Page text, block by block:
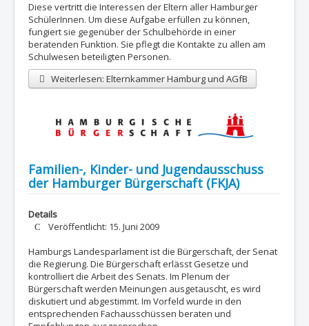
Diese vertritt die Interessen der Eltern aller Hamburger
SchülerInnen. Um diese Aufgabe erfüllen zu können,
fungiert sie gegenüber der Schulbehörde in einer
beratenden Funktion. Sie pflegt die Kontakte zu allen am
Schulwesen beteiligten Personen.
Weiterlesen: Elternkammer Hamburg und AGfB
Familien-, Kinder- und Jugendausschuss
der Hamburger Bürgerschaft (FKJA)
Details
Veröffentlicht: 15. Juni 2009
Hamburgs Landesparlament ist die Bürgerschaft, der Senat
die Regierung. Die Bürgerschaft erlässt Gesetze und
kontrolliert die Arbeit des Senats. Im Plenum der
Bürgerschaft werden Meinungen ausgetauscht, es wird
diskutiert und abgestimmt. Im Vorfeld wurde in den
entsprechenden Fachausschüssen beraten und